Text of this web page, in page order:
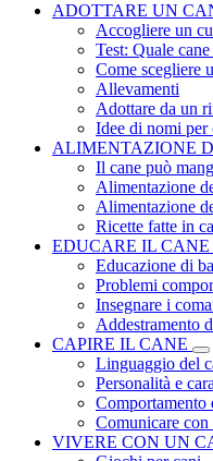
ADOTTARE UN
Accogliere un
Test: Quale
Come scegliere
Allevamenti
Adottare da un
Idee di nomi per
ALIMENTAZIONE
Il cane può
Alimentazione
Alimentazione
Ricette fatte in
EDUCARE IL CANE
Educazione di
Problemi
Insegnare i
Addestramento
CAPIRE IL CANE
Linguaggio del
Personalità e
Comportamento
Comunicare con
VIVERE CON UN